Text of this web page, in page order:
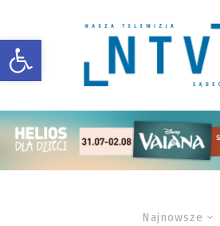
Otwórz pasek narzędzi
Najnowsze